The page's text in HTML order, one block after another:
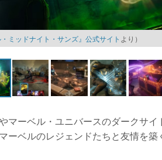
・ミッドナイト・サンズ』公式サイト より）
マーベル・ユニバースのダークサ
ーベルのレジェンドたちと友情を築